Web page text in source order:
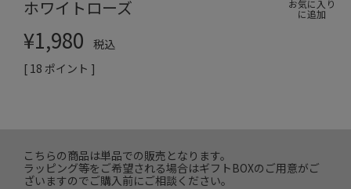
ホワイトローズ
¥1,980
税込
[ 18 ポイント ]
こちらの商品は単品での販売となります。
ラッピング等をご希望される場合はギフトBOXのご用意がご
ざいますのでご購入前にご相談ください。